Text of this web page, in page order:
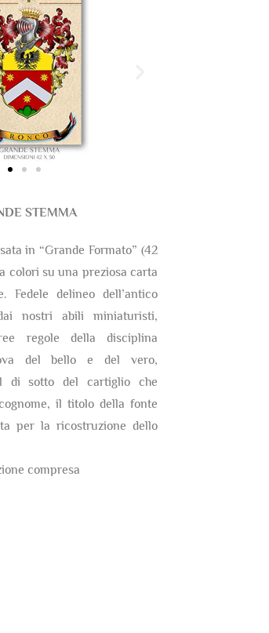
STEMMA
in “Grande Formato” (42
colori su una preziosa carta
Fedele delineo dell’antico
nostri abili miniaturisti,
regole della disciplina
del bello e del vero,
di sotto del cartiglio che
il titolo della fonte
per la ricostruzione dello
compresa